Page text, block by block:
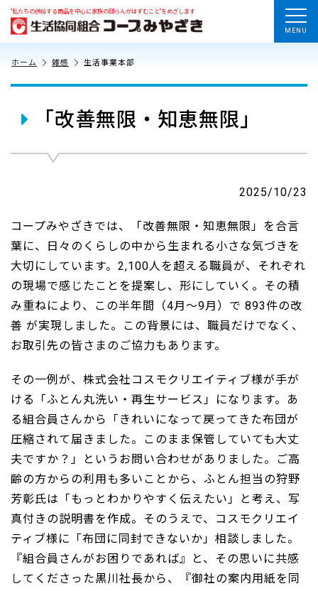
“私たちの供給する商品を中心に家族の団らんがはずむこと”をめざします
MENU
ホーム 雑感 生活事業本部
「改善無限・知恵無限」
2025/10/23
コープみやざきでは、「改善無限・知恵無限」を合言
葉に、日々のくらしの中から生まれる小さな気づきを
大切にしています。2,100人を超える職員が、それぞれ
の現場で感じたことを提案し、形にしていく。その積
み重ねにより、この半年間（4月～9月）で 893件の改
善 が実現しました。この背景には、職員だけでなく、
お取引先の皆さまのご協力もあります。
その一例が、株式会社コスモクリエイティブ様が手が
ける「ふとん丸洗い・再生サービス」になります。あ
る組合員さんから「きれいになって戻ってきた布団が
圧縮されて届きました。このまま保管していても大丈
夫ですか？」というお問い合わせがありました。ご高
齢の方からの利用も多いことから、ふとん担当の狩野
芳彰氏は「もっとわかりやすく伝えたい」と考え、写
真付きの説明書を作成。そのうえで、コスモクリエイ
ティブ様に「布団に同封できないか」相談しました。
『組合員さんがお困りであれば』と、その思いに共感
してくださった黒川社長から、『御社の案内用紙を同